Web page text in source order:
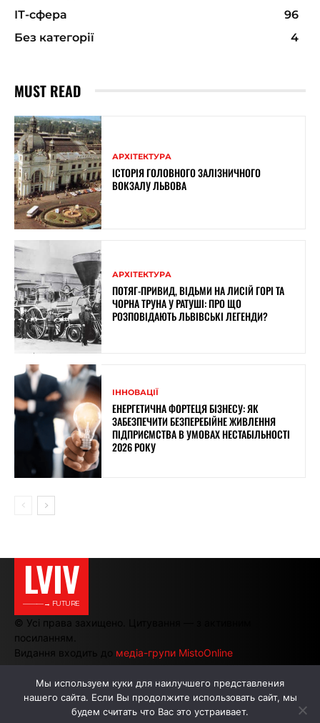
ІТ-сфера
96
Без категорії
4
MUST READ
АРХІТЕКТУРА
ІСТОРІЯ ГОЛОВНОГО ЗАЛІЗНИЧНОГО
ВОКЗАЛУ ЛЬВОВА
АРХІТЕКТУРА
ПОТЯГ-ПРИВИД, ВІДЬМИ НА ЛИСІЙ ГОРІ ТА
ЧОРНА ТРУНА У РАТУШІ: ПРО ЩО
РОЗПОВІДАЮТЬ ЛЬВІВСЬКІ ЛЕГЕНДИ?
ІННОВАЦІЇ
ЕНЕРГЕТИЧНА ФОРТЕЦЯ БІЗНЕСУ: ЯК
ЗАБЕЗПЕЧИТИ БЕЗПЕРЕБІЙНЕ ЖИВЛЕННЯ
ПІДПРИЄМСТВА В УМОВАХ НЕСТАБІЛЬНОСТІ
2026 РОКУ
LVIV
———→ FUTURE
© Усі права захищено. Цитування — з активним
посиланням.
Видання входить до медіа-групи MistoOnline
АВТОРИ РЕКЛАМА НА САЙТІ
Мы используем куки для наилучшего представления
нашего сайта. Если Вы продолжите использовать сайт, мы
будем считать что Вас это устраивает.